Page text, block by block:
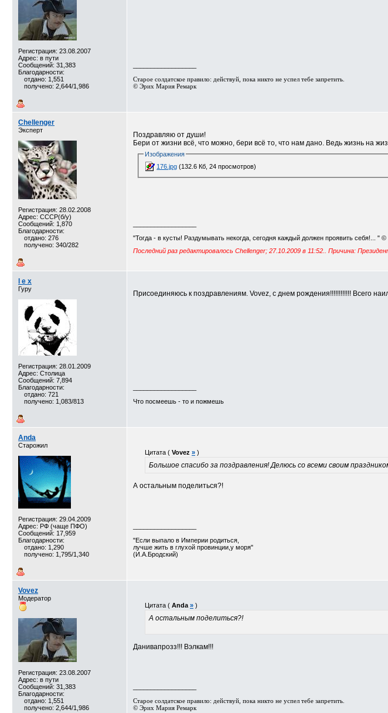
Регистрация: 23.08.2007
Адрес: в пути
Сообщений: 31,383
Благодарности:
отдано: 1,551
получено: 2,644/1,986
Старое солдатское правило: действуй, пока никто не успел тебе запретить. ⁠⁠
© Эрих Мария Ремарк⁠⁠
Chellenger
Эксперт
Регистрация: 28.02.2008
Адрес: СССР(б/у)
Сообщений: 1,870
Благодарности:
отдано: 276
получено: 340/282
Поздравляю от души!
Бери от жизни всё, что можно, бери всё то, что нам дано. Ведь жизнь на
Изображения
176.jpg (132.6 Кб, 24 просмотров)
"Тогда - в кусты! Раздумывать некогда, сегодня каждый должен проявить себя!... " ©
Последний раз редактировалось Chellenger; 27.10.2009 в 11:52 .. Причина:
l e x
Гуру
Регистрация: 28.01.2009
Адрес: Столица
Сообщений: 7,894
Благодарности:
отдано: 721
получено: 1,083/813
Присоединяюсь к поздравлениям. Vovez, с днем рождения!!!!!!!!!!!! Всего
Что посмеешь - то и пожмешь
Anda
Старожил
Регистрация: 29.04.2009
Адрес: РФ (чаще ПФО)
Сообщений: 17,959
Благодарности:
отдано: 1,290
получено: 1,795/1,340
Цитата ( Vovez » )
Большое спасибо за поздравления! Делюсь со всеми своим
А остальным поделиться?!
"Если выпало в Империи родиться,
лучше жить в глухой провинции,у моря"
(И.А.Бродский)
Vovez
Модератор
Регистрация: 23.08.2007
Адрес: в пути
Сообщений: 31,383
Благодарности:
отдано: 1,551
получено: 2,644/1,986
Цитата ( Anda » )
А остальным поделиться?!
Данивапрозз!!! Вэлкам!!!
Старое солдатское правило: действуй, пока никто не успел тебе запретить. ⁠⁠
© Эрих Мария Ремарк⁠⁠